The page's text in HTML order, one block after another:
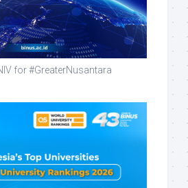
for #GreaterNusantara